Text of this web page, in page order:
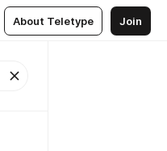
About Teletype Join